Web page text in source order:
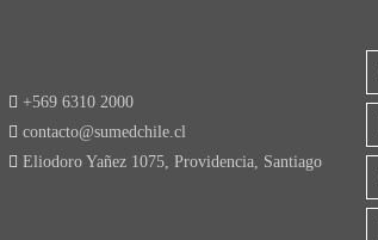
+569 6310 2000
contacto@sumedchile.cl
Eliodoro Yañez 1075, Providencia, Santiago